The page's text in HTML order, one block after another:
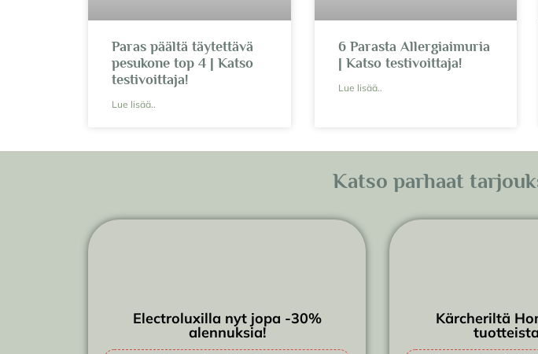
Paras päältä täytettävä
pesukone top 4 | Katso
testivoittaja!
Lue lisää..
6 Parasta Allergiaimuria
| Katso testivoittaja!
Lue lisää..
Katso parhaat
Electroluxilla nyt jopa -30%
alennuksia!
Kärcheriltä